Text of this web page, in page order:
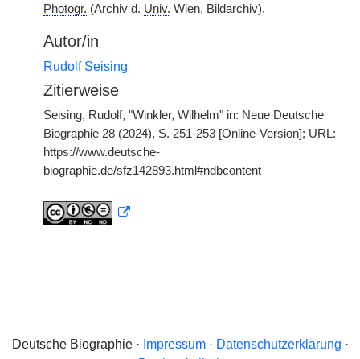
Photogr. (Archiv d. Univ. Wien, Bildarchiv).
Autor/in
Rudolf Seising
Zitierweise
Seising, Rudolf, "Winkler, Wilhelm" in: Neue Deutsche
Biographie 28 (2024), S. 251-253 [Online-Version]; URL:
https://www.deutsche-
biographie.de/sfz142893.html#ndbcontent
Deutsche Biographie · Impressum· Datenschutzerklärung ·